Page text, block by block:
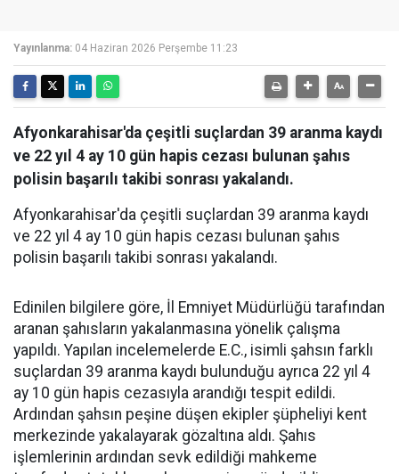
Yayınlanma: 04 Haziran 2026 Perşembe 11:23
Afyonkarahisar'da çeşitli suçlardan 39 aranma kaydı
ve 22 yıl 4 ay 10 gün hapis cezası bulunan şahıs
polisin başarılı takibi sonrası yakalandı.
Afyonkarahisar'da çeşitli suçlardan 39 aranma kaydı
ve 22 yıl 4 ay 10 gün hapis cezası bulunan şahıs
polisin başarılı takibi sonrası yakalandı.
Edinilen bilgilere göre, İl Emniyet Müdürlüğü tarafından
aranan şahısların yakalanmasına yönelik çalışma
yapıldı. Yapılan incelemelerde E.C., isimli şahsın farklı
suçlardan 39 aranma kaydı bulunduğu ayrıca 22 yıl 4
ay 10 gün hapis cezasıyla arandığı tespit edildi.
Ardından şahsın peşine düşen ekipler şüpheliyi kent
merkezinde yakalayarak gözaltına aldı. Şahıs
işlemlerinin ardından sevk edildiği mahkeme